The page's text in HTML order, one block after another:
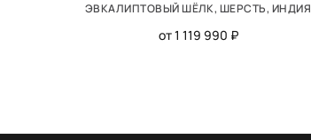
ЭВКАЛИПТОВЫЙ ШЁЛК, ШЕРСТЬ, ИНДИЯ
от 1 119 990 ₽